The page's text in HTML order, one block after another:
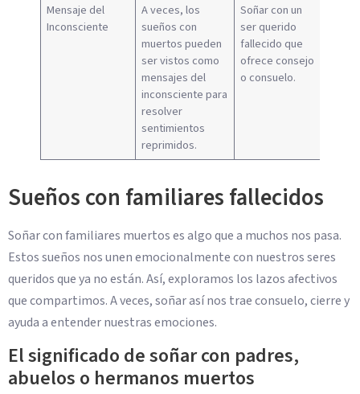
Mensaje del
Inconsciente
A veces, los
sueños con
muertos pueden
ser vistos como
mensajes del
inconsciente para
resolver
sentimientos
reprimidos.
Soñar con un
ser querido
fallecido que
ofrece consejo
o consuelo.
Sueños con familiares fallecidos
Soñar con familiares muertos es algo que a muchos nos pasa.
Estos sueños nos unen emocionalmente con nuestros seres
queridos que ya no están. Así, exploramos los lazos afectivos
que compartimos. A veces, soñar así nos trae consuelo, cierre y
ayuda a entender nuestras emociones.
El significado de soñar con padres,
abuelos o hermanos muertos